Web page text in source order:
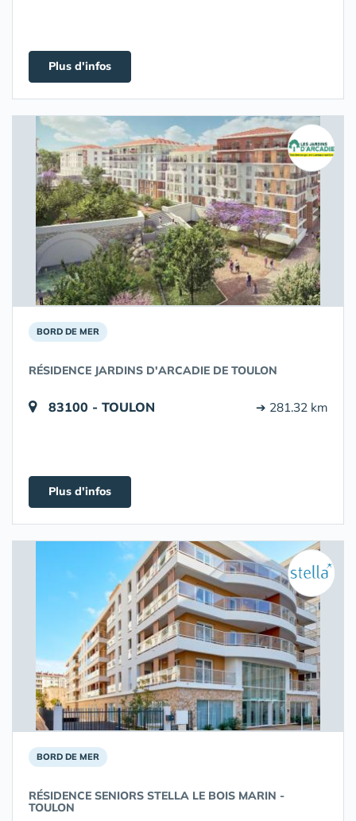
Plus d'infos
BORD DE MER
RÉSIDENCE JARDINS D'ARCADIE DE TOULON
83100 - TOULON ➔ 281.32 km
Plus d'infos
BORD DE MER
RÉSIDENCE SENIORS STELLA LE BOIS MARIN -
TOULON